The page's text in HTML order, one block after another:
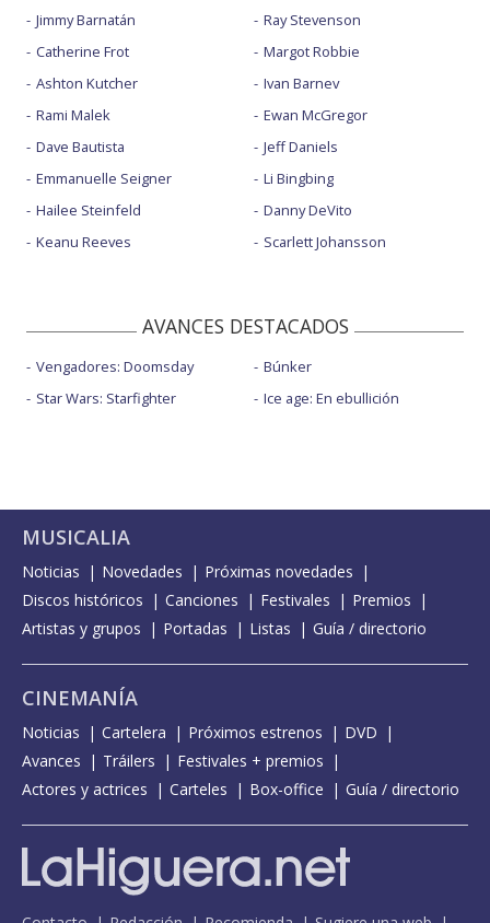
Jimmy Barnatán
Catherine Frot
Ashton Kutcher
Rami Malek
Dave Bautista
Emmanuelle Seigner
Hailee Steinfeld
Keanu Reeves
Ray Stevenson
Margot Robbie
Ivan Barnev
Ewan McGregor
Jeff Daniels
Li Bingbing
Danny DeVito
Scarlett Johansson
AVANCES DESTACADOS
Vengadores: Doomsday
Star Wars: Starfighter
Búnker
Ice age: En ebullición
MUSICALIA
Noticias Novedades
Próximas novedades
Discos históricos
Canciones Festivales
Premios
Artistas y grupos
Portadas Listas Guía / directorio
CINEMANÍA
Noticias Cartelera Próximos estrenos
DVD
Avances
Tráilers
Festivales + premios
Actores y actrices
Carteles Box-office Guía / directorio